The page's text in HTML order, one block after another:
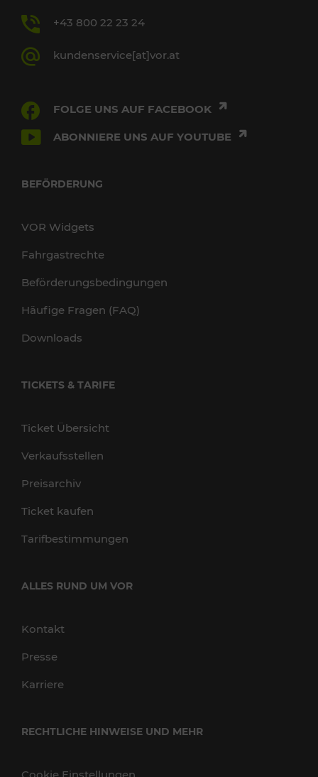
+43 800 22 23 24
kundenservice[at]vor.at
FOLGE UNS AUF FACEBOOK
ABONNIERE UNS AUF YOUTUBE
BEFÖRDERUNG
VOR Widgets
Fahrgastrechte
Beförderungsbedingungen
Häufige Fragen (FAQ)
Downloads
TICKETS & TARIFE
Ticket Übersicht
Verkaufsstellen
Preisarchiv
Ticket kaufen
Tarifbestimmungen
ALLES RUND UM VOR
Kontakt
Presse
Karriere
RECHTLICHE HINWEISE UND MEHR